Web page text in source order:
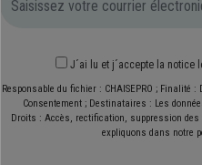
J´ai lu et j´accepte la notice
Responsable du fichier : CHAISEPRO ;
Consentement ; Destinataires : Les
Droits : Accès, rectification, suppression
expliquons dans notre